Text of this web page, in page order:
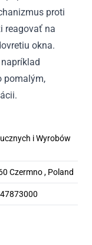
proti
reagovať na
okna.
pomalým,
i Wyrobów
Czermno , Poland